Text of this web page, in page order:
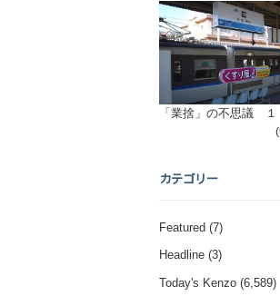
「業捨」の不思議 １
カテゴリー
Featured(7)
Headline(3)
Today's Kenzo(6,589)